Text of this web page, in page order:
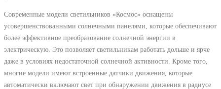
Современные модели светильников «Космос» оснащены
усовершенствованными солнечными панелями, которые обеспечивают
более эффективное преобразование солнечной энергии в
электрическую. Это позволяет светильникам работать дольше и ярче
даже в условиях недостаточной солнечной активности. Кроме того,
многие модели имеют встроенные датчики движения, которые
автоматически включают свет при обнаружении движения в радиусе